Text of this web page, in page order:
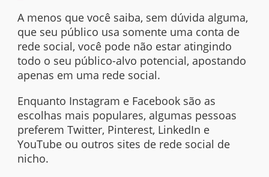
A menos que você saiba, sem dúvida alguma,
que seu público usa somente uma conta de
rede social, você pode não estar atingindo
todo o seu público-alvo potencial, apostando
apenas em uma rede social.
Enquanto Instagram e Facebook são as
escolhas mais populares, algumas pessoas
preferem Twitter, Pinterest, LinkedIn e
YouTube ou outros sites de rede social de
nicho.